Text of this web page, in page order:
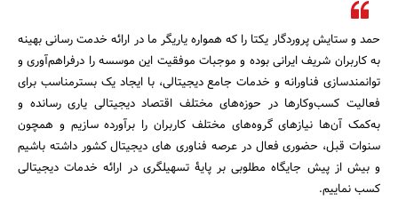
حمد و ستایش پروردگار یکتا را که همواره یاریگر ما در ارائه خدمت رسانی بهینه
به کاربران شریف ایرانی بوده و موجبات موفقیت این موسسه را درفراهم‌آوری و
توانمندسازی فناورانه و خدمات جامع دیجیتالی، با ایجاد یک بسترمناسب برای
فعالیت کسب‌وکارها در حوزه‌های مختلف اقتصاد دیجیتالی یاری رسانده و
به‌کمک آن‌ها نیازهای گروه‌های مختلف کاربران را برآورده ‌سازیم و همچون
سنوات قبل، حضوری فعال در عرصه فناوری های دیجیتال کشور داشته باشیم
و بیش از پیش جایگاه مطلوبی بر پایۀ تسهیلگری در ارائه خدمات دیجیتالی
کسب نماییم.